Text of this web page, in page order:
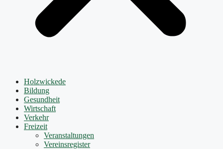
Holzwickede
Bildung
Gesundheit
Wirtschaft
Verkehr
Freizeit
Veranstaltungen
Vereinsregister